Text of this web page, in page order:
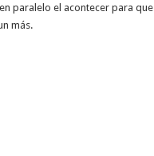
paralelo el acontecer para que
más.